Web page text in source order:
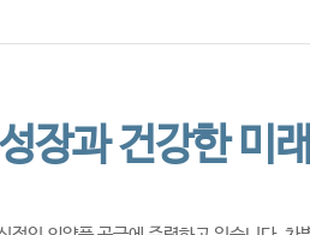
장과 건강한 미